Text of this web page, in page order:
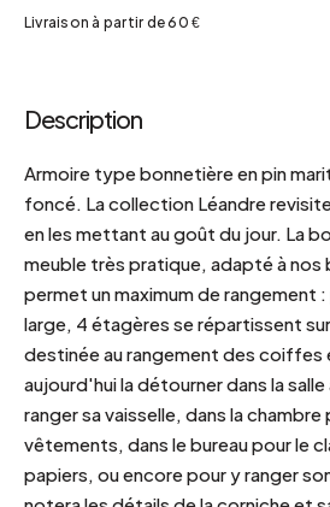
Livraison à partir de 60 €
Description
Armoire type bonnetière en pin
foncé. La collection Léandre
en les mettant au goût du jour. La
meuble très pratique, adapté à nos
permet un maximum de rangement
large, 4 étagères se répartissent
destinée au rangement des coiffes
aujourd'hui la détourner dans la
ranger sa vaisselle, dans la chambre
vêtements, dans le bureau pour le
papiers, ou encore pour y ranger